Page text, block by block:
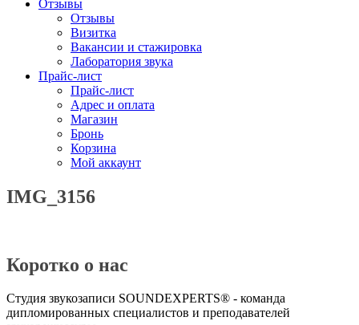
Отзывы
Отзывы
Визитка
Вакансии и стажировка
Лаборатория звука
Прайс-лист
Прайс-лист
Адрес и оплата
Магазин
Бронь
Корзина
Мой аккаунт
IMG_3156
Коротко о нас
Студия звукозаписи SOUNDEXPERTS® - команда
дипломированных специалистов и преподавателей